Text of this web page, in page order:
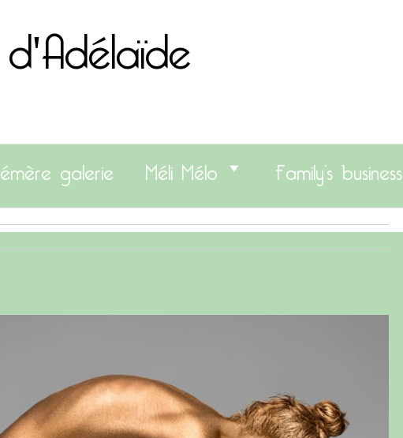
galerie Méli Mélo Family’s business